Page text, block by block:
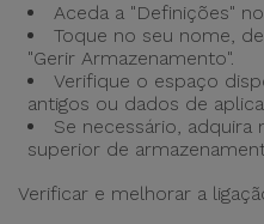
Aceda a "Definições"
Toque no seu nome,
"Gerir Armazenamento".
Verifique o espaço
antigos ou dados de
Se necessário,
superior de
Verificar e melhorar a